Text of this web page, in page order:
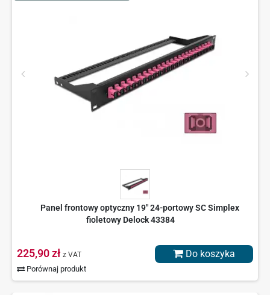
Panel frontowy optyczny 19" 24-portowy SC Simplex
fioletowy Delock 43384
225,90 zł z VAT
Porównaj produkt
Do koszyka